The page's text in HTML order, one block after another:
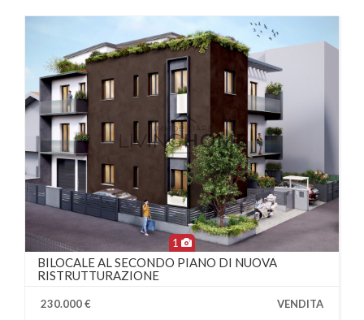
1
BILOCALE AL SECONDO PIANO DI NUOVA
RISTRUTTURAZIONE
230.000 €
VENDITA